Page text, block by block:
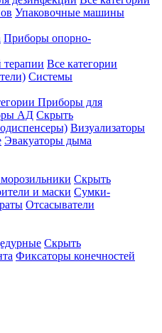
Упаковочные машины
Приборы опорно-
Все категории
Системы
Приборы для
АД Скрыть
Визуализаторы
Эвакуаторы дыма
Скрыть
и маски Сумки-
Отсасыватели
Скрыть
Фиксаторы конечностей